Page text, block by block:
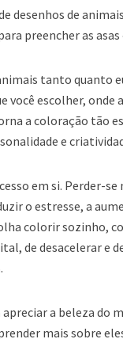
desenhos de
preencher as
tanto quanto
você escolher, onde
a coloração tão
e
em si. Perder-
o estresse, a
colorir sozinho,
de desacelerar e
a beleza do
mais sobre